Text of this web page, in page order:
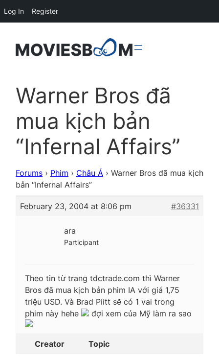
Warner Bros đã
mua kịch bản
“Infernal Affairs”
Forums › Phim › Châu Á › Warner Bros đã mua kịch
bản “Infernal Affairs”
February 23, 2004 at 8:06 pm #36331
ara
Participant
Theo tin từ trang tdctrade.com thì Warner
Bros đã mua kịch bản phim IA với giá 1,75
triệu USD. Và Brad Piitt sẽ có 1 vai trong
phim này hehe
đợi xem của Mỹ làm ra sao
Creator Topic
Log In Register